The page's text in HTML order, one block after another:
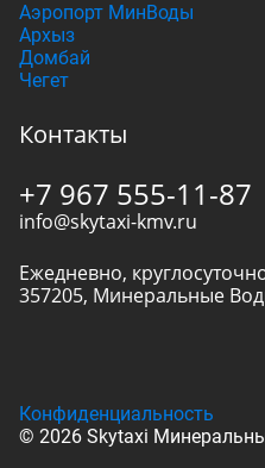
Аэропорт МинВоды
Архыз
Домбай
Чегет
Контакты
+7 967 555-11-87
info@skytaxi-kmv.ru
Ежедневно,
357205, Минеральные
© 2026 Skytaxi
Конфиденциальность